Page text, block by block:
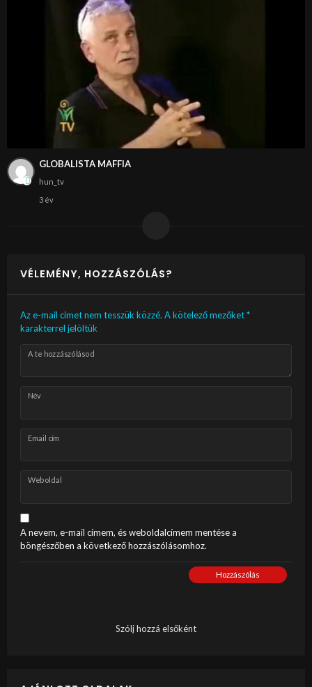
GLOBALISTA MAFFIA
hun_tv
3 év
VÉLEMÉNY, HOZZÁSZÓLÁS?
Az e-mail címet nem tesszük közzé. A kötelező mezőket*
karakterrel jelöltük
A te hozzászólásod
Név
Email cím
Weboldal
A nevem, e-mail címem, és weboldalcímem mentése a
böngészőben a következő hozzászólásomhoz.
Hozzászólás
Szólj hozzá elsőként